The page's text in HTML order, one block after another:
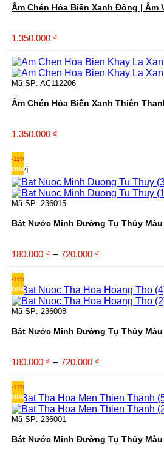
Ấm Chén Hỏa Biến Xanh Đồng | Ấm
1.350.000 ₫
Mã SP: AC112206
Ấm Chén Hỏa Biến Xanh Thiên
1.350.000 ₫
-11%
GIẢM
Mới
Mã SP: 236015
Bát Nước Minh Đường Tụ Thủy Màu
180.000 ₫ – 720.000 ₫
180.000 ₫
đến
720.000 ₫
-11%
GIẢM
Mã SP: 236008
Bát Nước Minh Đường Tụ Thủy Màu
180.000 ₫ – 720.000 ₫
180.000 ₫
đến
720.000 ₫
-11%
GIẢM
Mã SP: 236001
Bát Nước Minh Đường Tụ Thủy Màu